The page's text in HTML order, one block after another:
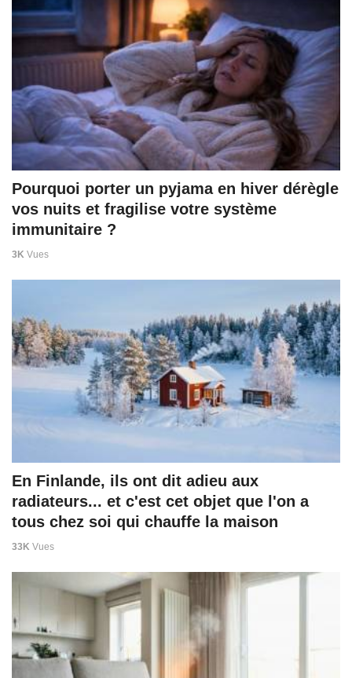
Pourquoi porter un pyjama en hiver dérègle
vos nuits et fragilise votre système
immunitaire ?
3K Vues
En Finlande, ils ont dit adieu aux
radiateurs... et c'est cet objet que l'on a
tous chez soi qui chauffe la maison
33K Vues